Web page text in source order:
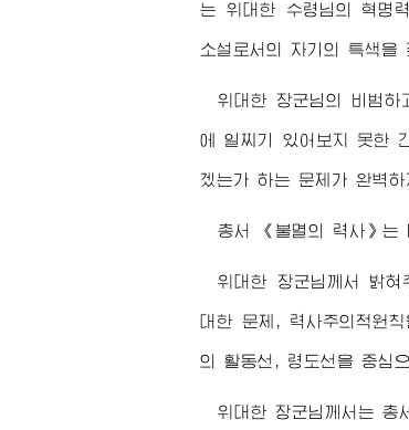
는 위대한 수령님 의 혁명
소설로서의 자기의 특색을
위대한 장군님 의 비범하
에 일찌기 있어보지 못한
겠는가 하는 문제가 완벽
총서 《불멸의 력사》는
위대한 장군님께서 밝혀
대한 문제, 력사주의적원
의 활동선, 령도선을 중심
위대한 장군님께서는 총